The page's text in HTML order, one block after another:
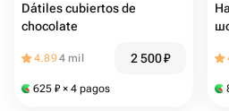
Dátiles cubiertos de
chocolate
4.894 mil 2 500₽
625 ₽ × 4 pagos